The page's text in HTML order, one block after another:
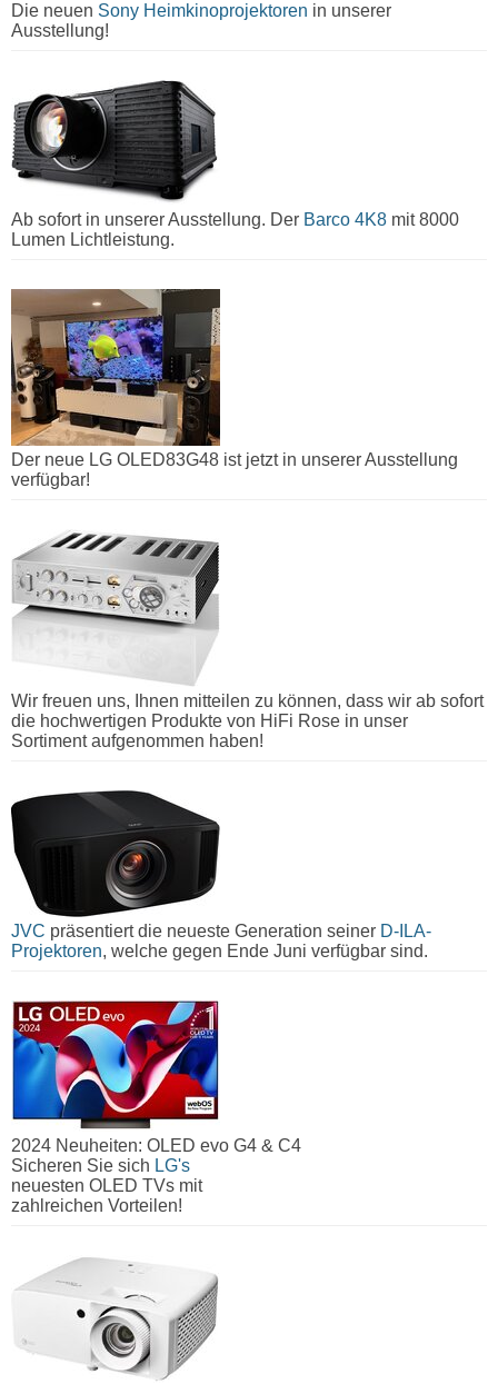
Die neuen Sony Heimkinoprojektoren in unserer
Ausstellung!
Ab sofort in unserer Ausstellung. Der Barco 4K8 mit 8000
Lumen Lichtleistung.
Der neue LG OLED83G48 ist jetzt in unserer Ausstellung
verfügbar!
Wir freuen uns, Ihnen mitteilen zu können, dass wir ab sofort
die hochwertigen Produkte von HiFi Rose in unser
Sortiment aufgenommen haben!
JVC präsentiert die neueste Generation seiner D-ILA-
Projektoren, welche gegen Ende Juni verfügbar sind.
2024 Neuheiten: OLED evo G4 & C4
Sicheren Sie sich LG's
neuesten OLED TVs mit
zahlreichen Vorteilen!